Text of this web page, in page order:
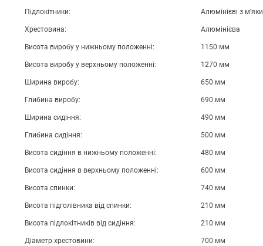
Підлокітники: Алюмінієві з
Хрестовина: Алюмінієва
Висота виробу у нижньому положенні: 1150 мм
Висота виробу у верхньому положенні: 1270 мм
Ширина виробу: 650 мм
Глибина виробу: 690 мм
Ширина сидіння: 490 мм
Глибина сидіння: 500 мм
Висота сидіння в нижньому положенні: 480 мм
Висота сидіння в верхньому положенні: 600 мм
Висота спинки: 740 мм
Висота підголівника від спинки: 210 мм
Висота підлокітників від сидіння: 210 мм
Діаметр хрестовини: 700 мм